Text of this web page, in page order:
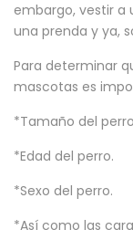
embargo, vestir a
una prenda y ya,
Para determinar
mascotas es
*Tamaño del
*Edad del perro.
*Sexo del perro.
*Así como las